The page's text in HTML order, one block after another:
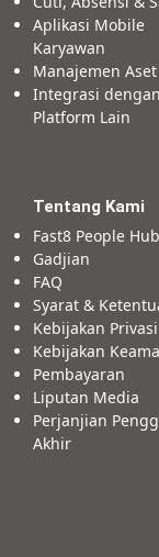
Aplikasi Mobile
Karyawan
Manajemen
Integrasi dengan
Platform Lain
Tentang Kami
Fast8 People Hub
Gadjian
FAQ
Syarat &
Kebijakan Privasi
Kebijakan
Pembayaran
Liputan Media
Perjanjian
Akhir